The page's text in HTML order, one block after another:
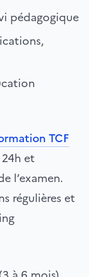
pédagogique
TCF
et
l’examen.
régulières et